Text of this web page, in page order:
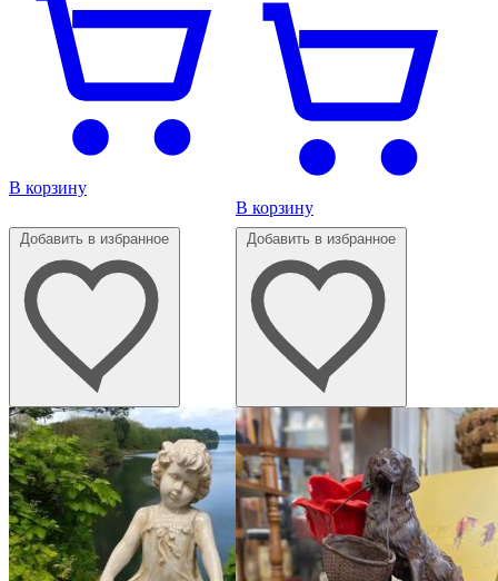
В корзину
В корзину
Добавить в избранное Добавить в избранное